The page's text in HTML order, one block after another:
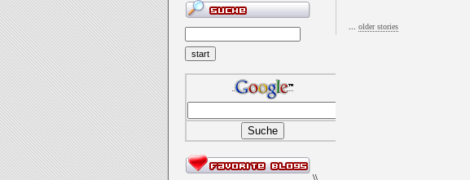
\\
older stories